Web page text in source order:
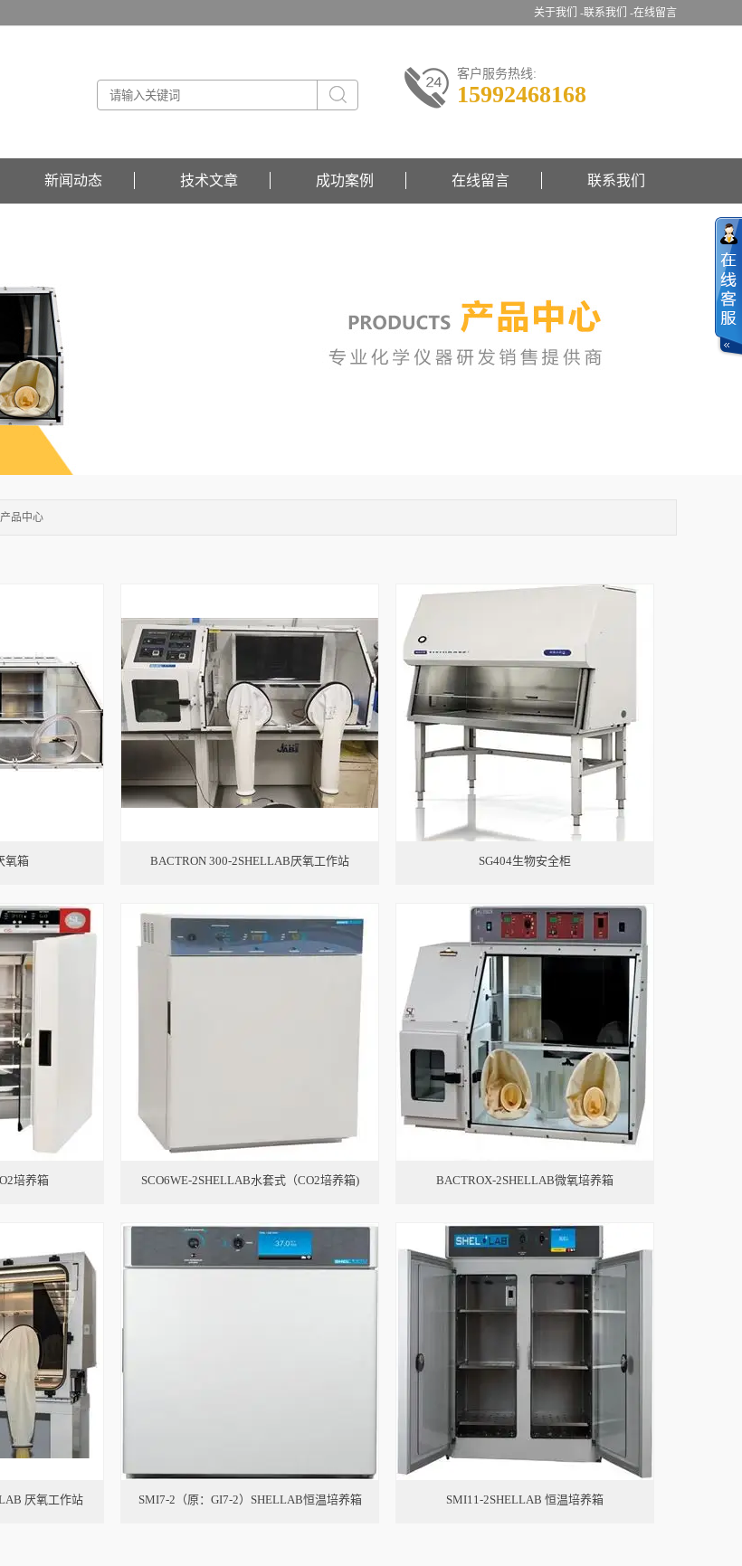
关于我们 -联系我们 -在线留言
客户服务热线:
15992468168
新闻动态 技术文章 成功案例 在线留言 联系我们
产品中心
氧箱 BACTRON 300-2SHELLAB厌氧工作站 SG404生物安全柜
培养箱 SCO6WE-2SHELLAB水套式（CO2培养箱) BACTROX-2SHELLAB微氧培养箱
厌氧工作站 SMI7-2（原：GI7-2）SHELLAB恒温培养箱 SMI11-2SHELLAB 恒温培养箱